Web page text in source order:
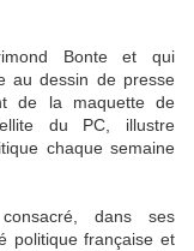
Bonte et qui
au dessin de presse
de la maquette de
du PC, illustre
chaque semaine
dans ses
politique française et